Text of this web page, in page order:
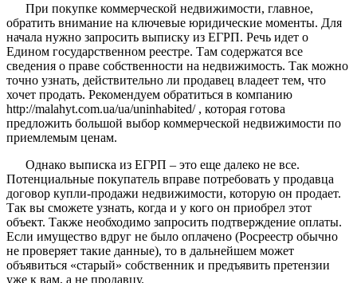
При покупке коммерческой недвижимости, главное,
обратить внимание на ключевые юридические моменты. Для
начала нужно запросить выписку из ЕГРП. Речь идет о
Едином государственном реестре. Там содержатся все
сведения о праве собственности на недвижимость. Так можно
точно узнать, действительно ли продавец владеет тем, что
хочет продать. Рекомендуем обратиться в компанию
http://malahyt.com.ua/ua/uninhabited/ , которая готова
предложить большой выбор коммерческой недвижимости по
приемлемым ценам.
Однако выписка из ЕГРП – это еще далеко не все.
Потенциальные покупатель вправе потребовать у продавца
договор купли-продажи недвижимости, которую он продает.
Так вы сможете узнать, когда и у кого он приобрел этот
объект. Также необходимо запросить подтверждение оплаты.
Если имущество вдруг не было оплачено (Росреестр обычно
не проверяет такие данные), то в дальнейшем может
объявиться «старый» собственник и предъявить претензии
уже к вам, а не продавцу.